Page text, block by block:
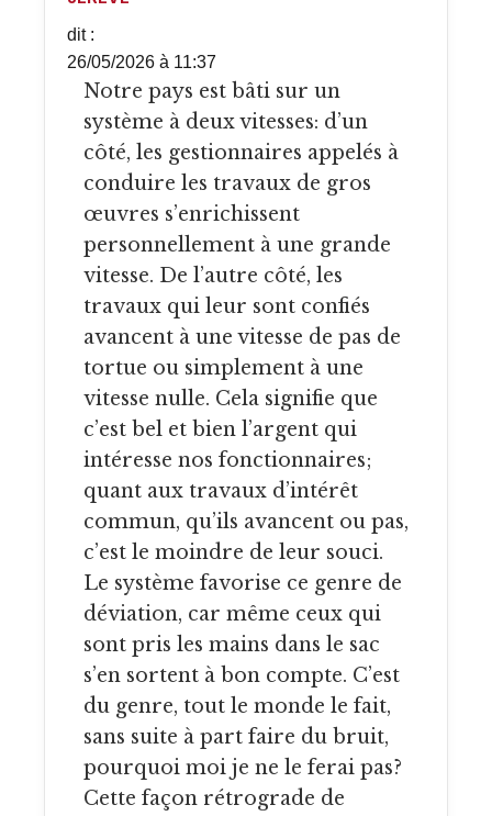
dit :
26/05/2026 à 11:37
Notre pays est bâti sur un
système à deux vitesses: d’un
côté, les gestionnaires appelés à
conduire les travaux de gros
œuvres s’enrichissent
personnellement à une grande
vitesse. De l’autre côté, les
travaux qui leur sont confiés
avancent à une vitesse de pas de
tortue ou simplement à une
vitesse nulle. Cela signifie que
c’est bel et bien l’argent qui
intéresse nos fonctionnaires;
quant aux travaux d’intérêt
commun, qu’ils avancent ou pas,
c’est le moindre de leur souci.
Le système favorise ce genre de
déviation, car même ceux qui
sont pris les mains dans le sac
s’en sortent à bon compte. C’est
du genre, tout le monde le fait,
sans suite à part faire du bruit,
pourquoi moi je ne le ferai pas?
Cette façon rétrograde de